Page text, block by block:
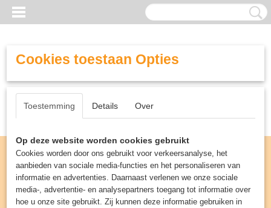
Cookies toestaan Opties
Toestemming Details Over
Op deze website worden cookies gebruikt
Cookies worden door ons gebruikt voor verkeersanalyse, het
aanbieden van sociale media-functies en het personaliseren van
informatie en advertenties. Daarnaast verlenen we onze sociale
media-, advertentie- en analysepartners toegang tot informatie over
hoe u onze site gebruikt. Zij kunnen deze informatie gebruiken in